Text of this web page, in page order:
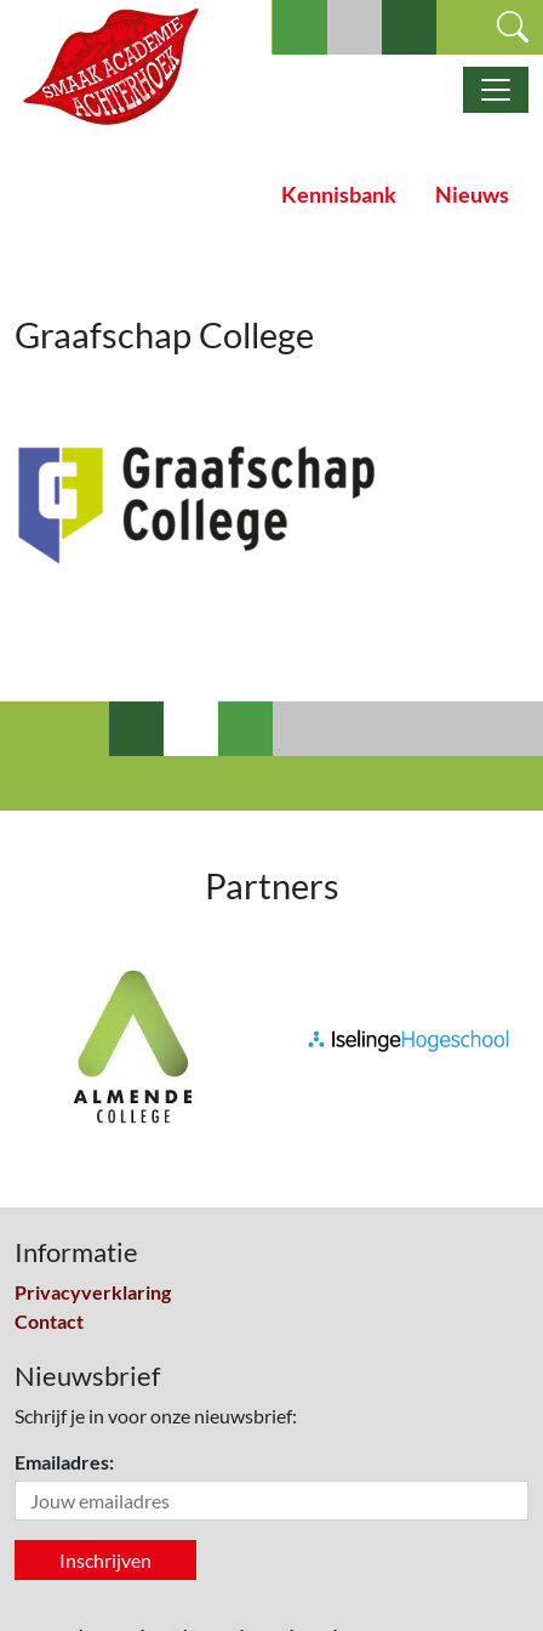
Ga naar de inhoud
Hoofdnavigatie
Kennisbank Nieuws
Graafschap College
Partners
Informatie
Privacyverklaring
Contact
Nieuwsbrief
Schrijf je in voor onze nieuwsbrief:
Emailadres: